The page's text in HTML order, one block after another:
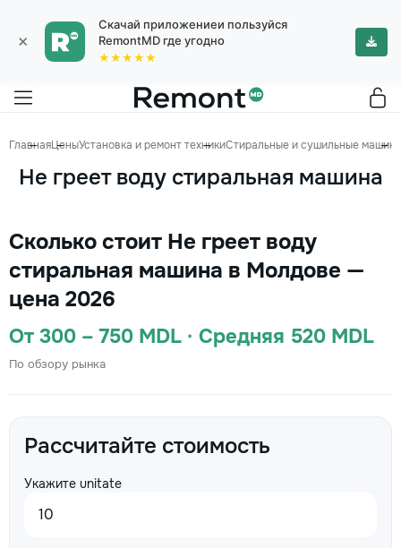
×
Скачай приложениеи пользуйся
RemontMD где угодно
★★★★★
ГлавнаяЦеныУстановка и ремонт техникиСтиральные и сушильные
Не греет воду стиральная машина
Сколько стоит Не греет воду
стиральная машина в Молдове —
цена 2026
От 300 – 750 MDL · Средняя 520 MDL
По обзору рынка
Рассчитайте стоимость
Укажите unitate